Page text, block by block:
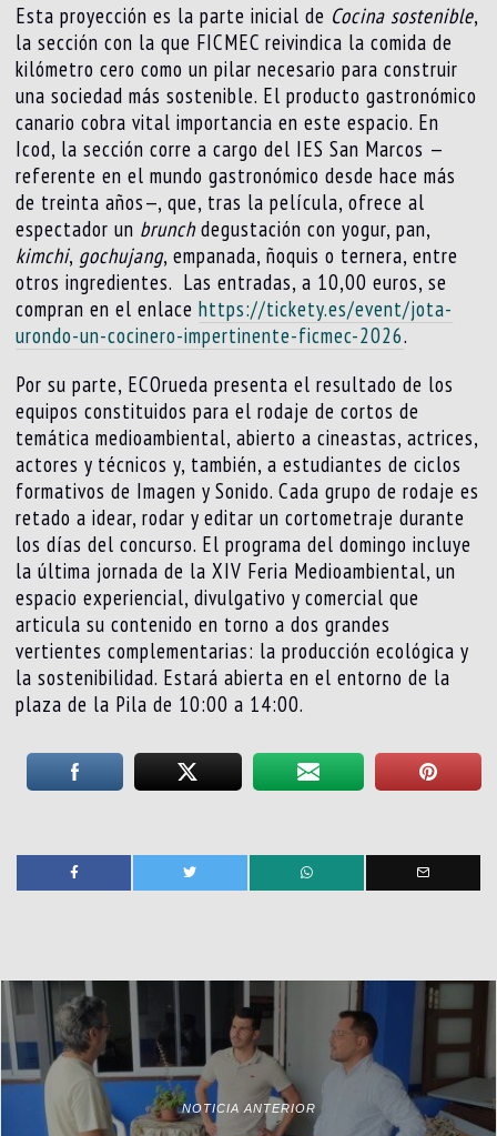
Esta proyección es la parte inicial de Cocina sostenible,
la sección con la que FICMEC reivindica la comida de
kilómetro cero como un pilar necesario para construir
una sociedad más sostenible. El producto gastronómico
canario cobra vital importancia en este espacio. En
Icod, la sección corre a cargo del IES San Marcos —
referente en el mundo gastronómico desde hace más
de treinta años—, que, tras la película, ofrece al
espectador un brunchdegustación con yogur, pan,
kimchi, gochujang, empanada, ñoquis o ternera, entre
otros ingredientes. Las entradas, a 10,00 euros, se
compran en el enlacehttps://tickety.es/event/jota-
urondo-un-cocinero-impertinente-ficmec-2026.
Por su parte, ECOrueda presenta el resultado de los
equipos constituidos para el rodaje de cortos de
temática medioambiental, abierto a cineastas, actrices,
actores y técnicos y, también, a estudiantes de ciclos
formativos de Imagen y Sonido. Cada grupo de rodaje es
retado a idear, rodar y editar un cortometraje durante
los días del concurso. El programa del domingo incluye
la última jornada de la XIV Feria Medioambiental, un
espacio experiencial, divulgativo y comercial que
articula su contenido en torno a dos grandes
vertientes complementarias: la producción ecológica y
la sostenibilidad. Estará abierta en el entorno de la
plaza de la Pila de 10:00 a 14:00.
NOTICIA ANTERIOR